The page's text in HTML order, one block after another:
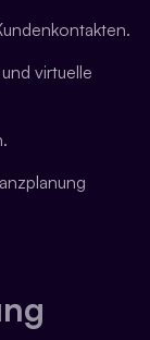
virtuelle